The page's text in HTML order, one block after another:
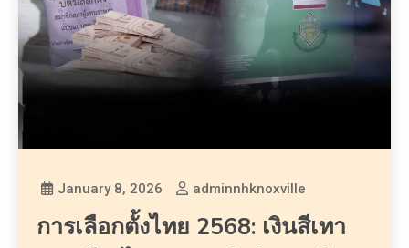
January 8, 2026 adminnhknoxville
การเลือกตั้งไทย 2568: เงินสีเทา